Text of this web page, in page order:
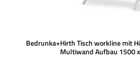
Bedrunka+Hirth Tisch workline mit
Multiwand Aufbau 1500